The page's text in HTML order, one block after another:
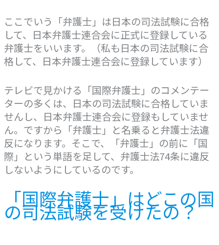
ここでいう「弁護士」は日本の司法試験に合格
して、日本弁護士連合会に正式に登録している
弁護士をいいます。（私も日本の司法試験に合
格して、日本弁護士連合会に登録しています）
テレビで見かける「国際弁護士」のコメンテー
ターの多くは、日本の司法試験に合格していま
せんし、日本弁護士連合会に登録もしていませ
ん。ですから「弁護士」と名乗ると弁護士法違
反になります。そこで、「弁護士」の前に「国
際」という単語を足して、弁護士法74条に違反
しないようにしているのです。
「国際弁護士」はどこの国
の司法試験を受けたの？